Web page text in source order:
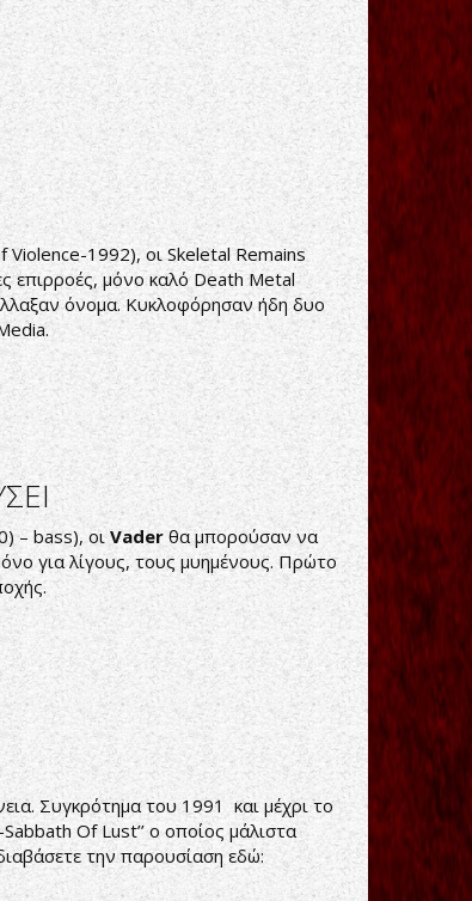
1992), οι Skeletal Remains
επιρροές, μόνο καλό Death Metal
όνομα. Κυκλοφόρησαν ήδη δυο
– bass), οιVader θα μπορούσαν να
για λίγους, τους μυημένους. Πρώτο
Συγκρότημα του 1991 και μέχρι το
Of Lust’’ ο οποίος μάλιστα
την παρουσίαση εδώ: